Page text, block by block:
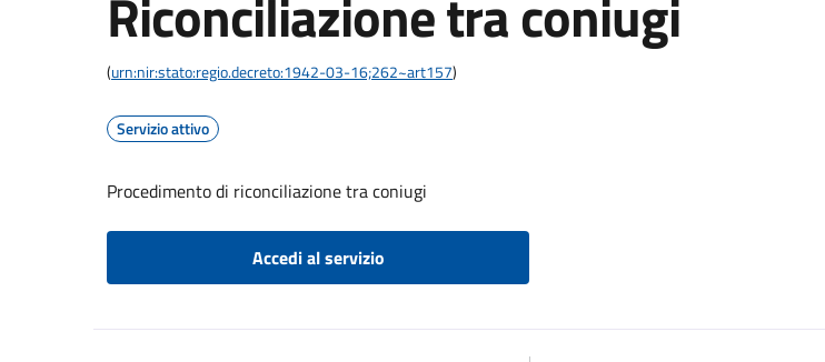
Riconciliazione tra coniugi
(urn:nir:stato:regio.decreto:1942-03-16;262~art157)
Servizio attivo
Procedimento di riconciliazione tra coniugi
Accedi al servizio